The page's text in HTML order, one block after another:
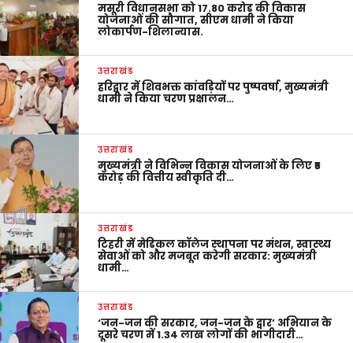
मसूरी विधानसभा को 17.80 करोड़ की विकास
योजनाओं की सौगात, सीएम धामी ने किया
लोकार्पण-शिलान्यास.
उत्तराखंड
हरिद्वार में शिवभक्त कांवड़ियों पर पुष्पवर्षा, मुख्यमंत्री
धामी ने किया चरण प्रक्षालन…
उत्तराखंड
मुख्यमंत्री ने विभिन्न विकास योजनाओं के लिए ₹5
करोड़ की वित्तीय स्वीकृति दी…
उत्तराखंड
टिहरी में मेडिकल कॉलेज स्थापना पर मंथन, स्वास्थ्य
सेवाओं को और मजबूत करेगी सरकार: मुख्यमंत्री
धामी…
उत्तराखंड
‘जन-जन की सरकार, जन-जन के द्वार’ अभियान के
दूसरे चरण में 1.34 लाख लोगों की भागीदारी…